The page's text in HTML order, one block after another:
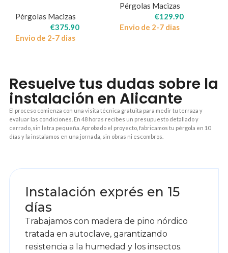
Pérgolas Macizas
€375.90
Envio de 2-7 dias
Pérgolas Macizas
€129.90
Envio de 2-7 dias
Resuelve tus dudas sobre la
instalación en Alicante
El proceso comienza con una visita técnica gratuita para medir tu terraza y
evaluar las condiciones. En 48 horas recibes un presupuesto detallado y
cerrado, sin letra pequeña. Aprobado el proyecto, fabricamos tu pérgola en 10
días y la instalamos en una jornada, sin obras ni escombros.
Instalación exprés en 15
días
Trabajamos con madera de pino nórdico
tratada en autoclave, garantizando
resistencia a la humedad y los insectos.